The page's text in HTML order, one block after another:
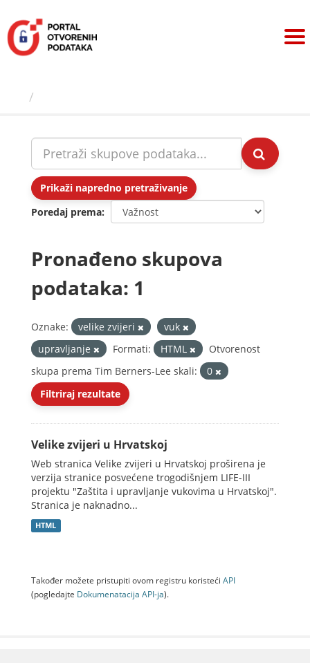
sadržaj
Prikaži napredno pretraživanje
Poredaj prema
Pronađeno skupova
podataka: 1
Oznake: velike zvijeri
vuk
upravljanje
Formati: HTML
Otvorenost
skupa prema Tim Berners-Lee skali:
0
Filtriraj rezultate
Velike zvijeri u Hrvatskoj
Web stranica Velike zvijeri u Hrvatskoj proširena je
verzija stranice posvećene trogodišnjem LIFE-III
projektu "Zaštita i upravljanje vukovima u Hrvatskoj".
Stranica je naknadno...
HTML
Također možete pristupiti ovom registru koristeći API
(pogledajte Dokumenаtаcijа API-jа).